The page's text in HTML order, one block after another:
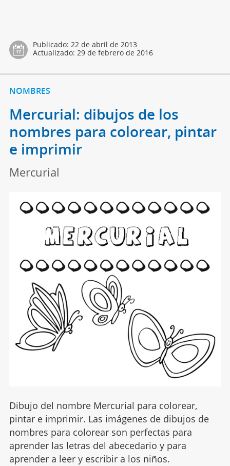
Publicado: 22 de abril de 2013
Actualizado: 29 de febrero de 2016
NOMBRES
Mercurial: dibujos de los
nombres para colorear, pintar
e imprimir
Mercurial
Dibujo del nombre Mercurial para colorear,
pintar e imprimir. Las imágenes de dibujos de
nombres para colorear son perfectas para
aprender las letras del abecedario y para
aprender a leer y escribir a los niños.